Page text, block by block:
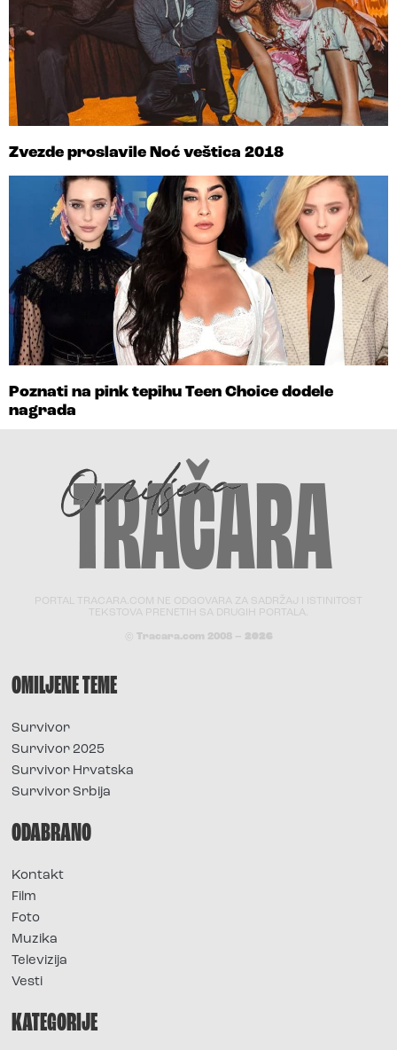
Zvezde proslavile Noć veštica 2018
Poznati na pink tepihu Teen Choice dodele
nagrada
PORTAL TRACARA.COM NE ODGOVARA ZA SADRŽAJ I ISTINITOST
TEKSTOVA PRENETIH SA DRUGIH PORTALA.
© Tracara.com 2008 – 2026
OMILJENE TEME
Survivor
Survivor 2025
Survivor Hrvatska
Survivor Srbija
ODABRANO
Kontakt
Film
Foto
Muzika
Televizija
Vesti
KATEGORIJE